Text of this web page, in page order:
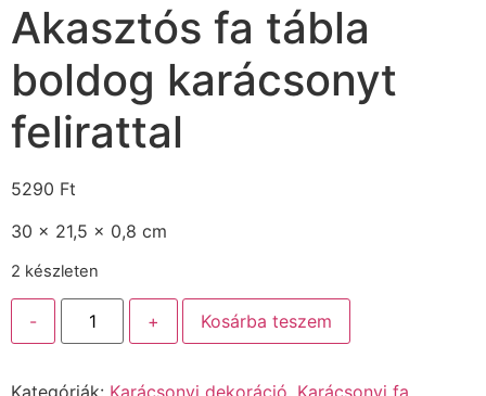
Akasztós fa tábla
boldog karácsonyt
felirattal
5290 Ft
30 x 21,5 x 0,8 cm
2 készleten
- + Kosárba teszem